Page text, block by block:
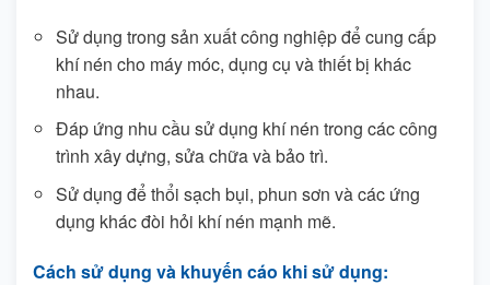
Sử dụng trong sản xuất công nghiệp để cung cấp
khí nén cho máy móc, dụng cụ và thiết bị khác
nhau.
Đáp ứng nhu cầu sử dụng khí nén trong các công
trình xây dựng, sửa chữa và bảo trì.
Sử dụng để thổi sạch bụi, phun sơn và các ứng
dụng khác đòi hỏi khí nén mạnh mẽ.
Cách sử dụng và khuyến cáo khi sử dụng: